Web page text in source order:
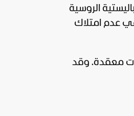
الروسية
في عدم امتلاك
معقدة. وقد